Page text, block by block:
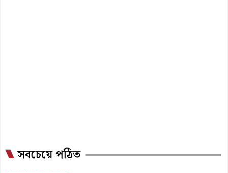
সবচেয়ে পঠিত